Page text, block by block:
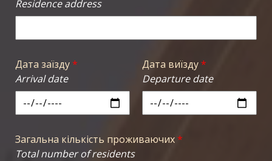
Residence address
Дата заїзду*
Arrival date
Дата виїзду*
Departure date
Загальна кількість проживаючих*
Total number of residents